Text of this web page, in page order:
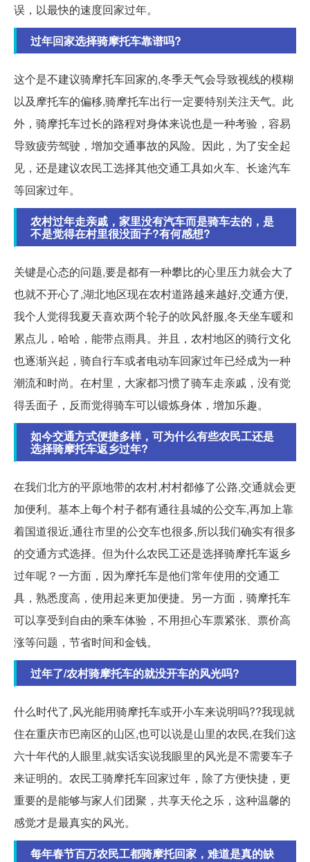
误，以最快的速度回家过年。
过年回家选择骑摩托车靠谱吗?
这个是不建议骑摩托车回家的,冬季天气会导致视线的模糊
以及摩托车的偏移,骑摩托车出行一定要特别关注天气。此
外，骑摩托车过长的路程对身体来说也是一种考验，容易
导致疲劳驾驶，增加交通事故的风险。因此，为了安全起
见，还是建议农民工选择其他交通工具如火车、长途汽车
等回家过年。
农村过年走亲戚，家里没有汽车而是骑车去的，是
不是觉得在村里很没面子?有何感想?
关键是心态的问题,要是都有一种攀比的心里压力就会大了
也就不开心了,湖北地区现在农村道路越来越好,交通方便,
我个人觉得我夏天喜欢两个轮子的吹风舒服,冬天坐车暖和
累点儿，哈哈，能带点雨具。并且，农村地区的骑行文化
也逐渐兴起，骑自行车或者电动车回家过年已经成为一种
潮流和时尚。在村里，大家都习惯了骑车走亲戚，没有觉
得丢面子，反而觉得骑车可以锻炼身体，增加乐趣。
如今交通方式便捷多样，可为什么有些农民工还是
选择骑摩托车返乡过年?
在我们北方的平原地带的农村,村村都修了公路,交通就会更
加便利。基本上每个村子都有通往县城的公交车,再加上靠
着国道很近,通往市里的公交车也很多,所以我们确实有很多
的交通方式选择。但为什么农民工还是选择骑摩托车返乡
过年呢？一方面，因为摩托车是他们常年使用的交通工
具，熟悉度高，使用起来更加便捷。另一方面，骑摩托车
可以享受到自由的乘车体验，不用担心车票紧张、票价高
涨等问题，节省时间和金钱。
过年了/农村骑摩托车的就没开车的风光吗?
什么时代了,风光能用骑摩托车或开小车来说明吗??我现就
住在重庆市巴南区的山区,也可以说是山里的农民,在我们这
六十年代的人眼里,就实话实说我眼里的风光是不需要车子
来证明的。农民工骑摩托车回家过年，除了方便快捷，更
重要的是能够与家人们团聚，共享天伦之乐，这种温馨的
感觉才是最真实的风光。
每年春节百万农民工都骑摩托回家，难道是真的缺